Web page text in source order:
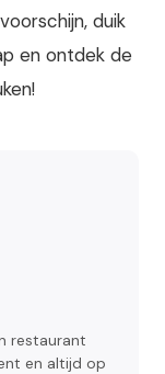
duik
en ontdek de
restaurant
en altijd op